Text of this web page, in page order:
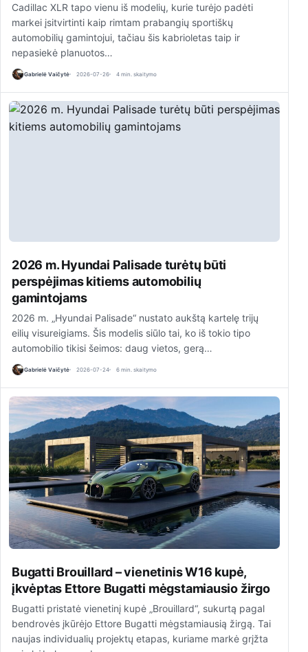
Cadillac XLR tapo vienu iš modelių, kurie turėjo padėti
markei įsitvirtinti kaip rimtam prabangių sportiškų
automobilių gamintojui, tačiau šis kabrioletas taip ir
nepasiekė planuotos…
Gabrielė Vaičytė 2026-07-26 4 min. skaitymo
2026 m. Hyundai Palisade turėtų būti
perspėjimas kitiems automobilių
gamintojams
2026 m. „Hyundai Palisade“ nustato aukštą kartelę trijų
eilių visureigiams. Šis modelis siūlo tai, ko iš tokio tipo
automobilio tikisi šeimos: daug vietos, gerą…
Gabrielė Vaičytė 2026-07-24 6 min. skaitymo
Bugatti Brouillard – vienetinis W16 kupė,
įkvėptas Ettore Bugatti mėgstamiausio žirgo
Bugatti pristatė vienetinį kupė „Brouillard“, sukurtą pagal
bendrovės įkūrėjo Ettore Bugatti mėgstamiausią žirgą. Tai
naujas individualių projektų etapas, kuriame markė grįžta